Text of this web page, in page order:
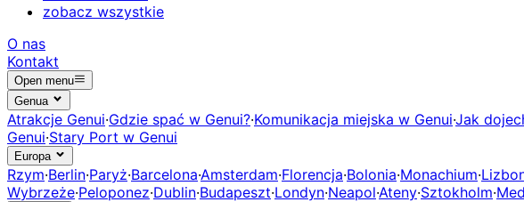
zobacz wszystkie
O nas
Kontakt
Open menu
Genua
Atrakcje Genui·Gdzie spać w Genui?·Komunikacja miejska w Genui·Jak
Genui·Stary Port w Genui
Europa
Rzym·Berlin·Paryż·Barcelona·Amsterdam·Florencja·Bolonia·Monachium·
Wybrzeże·Peloponez·Dublin·Budapeszt·Londyn·Neapol·Ateny·Sztokholm·